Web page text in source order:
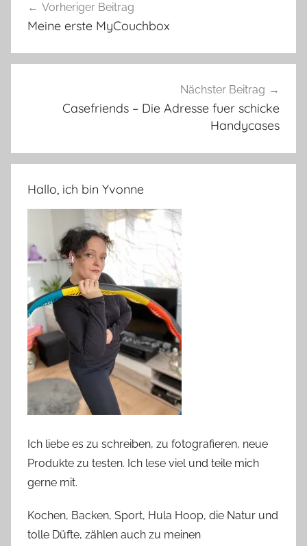
Vorheriger Beitrag
Meine erste MyCouchbox
Nächster Beitrag
Casefriends – Die Adresse fuer schicke
Handycases
Hallo, ich bin Yvonne
Ich liebe es zu schreiben, zu fotografieren, neue
Produkte zu testen. Ich lese viel und teile mich
gerne mit.
Kochen, Backen, Sport, Hula Hoop, die Natur und
tolle Düfte, zählen auch zu meinen